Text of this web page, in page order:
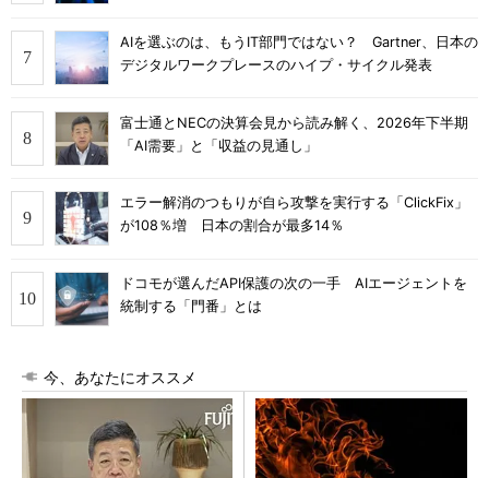
AIを選ぶのは、もうIT部門ではない？ Gartner、日本の
デジタルワークプレースのハイプ・サイクル発表
富士通とNECの決算会見から読み解く、2026年下半期
「AI需要」と「収益の見通し」
エラー解消のつもりが自ら攻撃を実行する「ClickFix」
が108％増 日本の割合が最多14％
ドコモが選んだAPI保護の次の一手 AIエージェントを
統制する「門番」とは
今、あなたにオススメ